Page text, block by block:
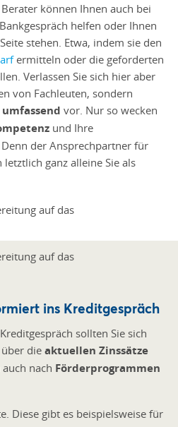
können Ihnen auch bei
helfen oder Ihnen
stehen. Etwa, indem sie den
ermitteln oder die geforderten
Verlassen Sie sich hier aber
von Fachleuten, sondern
vor. Nur so wecken
und Ihre
der Ansprechpartner für
ganz alleine Sie als
ins Kreditgespräch
sollten Sie sich
dieaktuellen Zinssätze
nach Förderprogrammen
Diese gibt es beispielsweise für